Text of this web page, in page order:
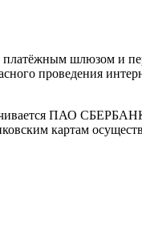
шлюзом и
проведения
ПАО
картам